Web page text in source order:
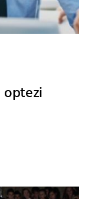
optezi